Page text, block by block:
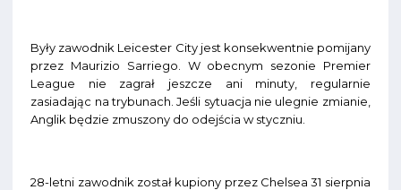
Były zawodnik Leicester City jest konsekwentnie pomijany
przez Maurizio Sarriego. W obecnym sezonie Premier
League nie zagrał jeszcze ani minuty, regularnie
zasiadając na trybunach. Jeśli sytuacja nie ulegnie zmianie,
Anglik będzie zmuszony do odejścia w styczniu.
28-letni zawodnik został kupiony przez Chelsea 31 sierpnia